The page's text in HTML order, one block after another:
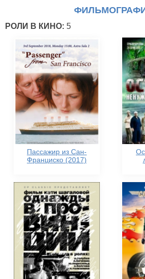
РОЛИ В КИНО: 5
Пассажир из Сан-
Франциско (2017)